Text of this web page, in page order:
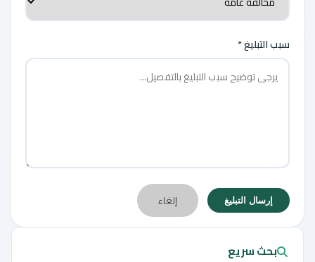
سبب التبليغ *
إرسال التبليغ إلغاء
بحث سريع